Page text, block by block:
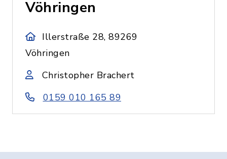
Vöhringen
Illerstraße 28, 89269
Vöhringen
Christopher Brachert
0159 010 165 89